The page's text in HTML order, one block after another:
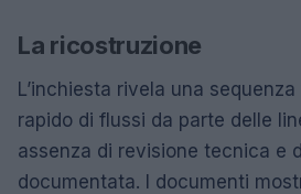
La ricostruzione
L’inchiesta rivela una
rapido di flussi da parte delle
assenza di revisione tecnica e
documentata. I documenti